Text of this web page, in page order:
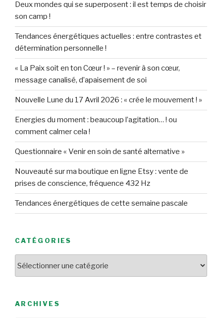
Deux mondes qui se superposent : il est temps de choisir
son camp !
Tendances énergétiques actuelles : entre contrastes et
détermination personnelle !
« La Paix soit en ton Cœur ! » – revenir à son cœur,
message canalisé, d’apaisement de soi
Nouvelle Lune du 17 Avril 2026 : « crée le mouvement ! »
Energies du moment : beaucoup l’agitation… ! ou
comment calmer cela !
Questionnaire « Venir en soin de santé alternative »
Nouveauté sur ma boutique en ligne Etsy : vente de
prises de conscience, fréquence 432 Hz
Tendances énergétiques de cette semaine pascale
CATÉGORIES
ARCHIVES